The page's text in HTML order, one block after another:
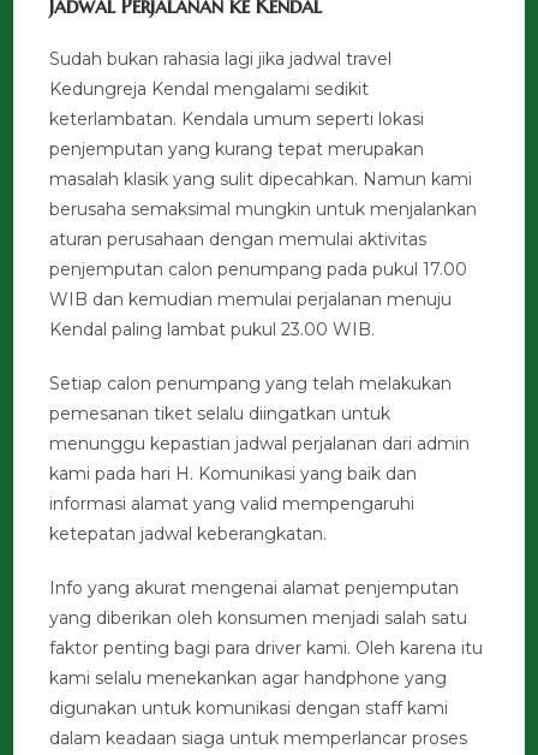
Sudah bukan rahasia lagi jika jadwal travel
Kedungreja Kendal mengalami sedikit
keterlambatan. Kendala umum seperti lokasi
penjemputan yang kurang tepat merupakan
masalah klasik yang sulit dipecahkan. Namun kami
berusaha semaksimal mungkin untuk menjalankan
aturan perusahaan dengan memulai aktivitas
penjemputan calon penumpang pada pukul 17.00
WIB dan kemudian memulai perjalanan menuju
Kendal paling lambat pukul 23.00 WIB.
Setiap calon penumpang yang telah melakukan
pemesanan tiket selalu diingatkan untuk
menunggu kepastian jadwal perjalanan dari admin
kami pada hari H. Komunikasi yang baik dan
informasi alamat yang valid mempengaruhi
ketepatan jadwal keberangkatan.
Info yang akurat mengenai alamat penjemputan
yang diberikan oleh konsumen menjadi salah satu
faktor penting bagi para driver kami. Oleh karena itu
kami selalu menekankan agar handphone yang
digunakan untuk komunikasi dengan staff kami
dalam keadaan siaga untuk memperlancar proses